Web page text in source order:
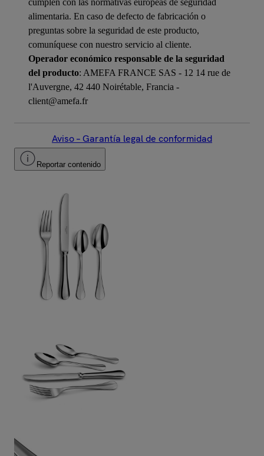
cumplen con las normativas europeas de seguridad
alimentaria. En caso de defecto de fabricación o
preguntas sobre la seguridad de este producto,
comuníquese con nuestro servicio al cliente.
Operador económico responsable de la seguridad
del producto: AMEFA FRANCE SAS - 12 14 rue de
l'Auvergne, 42 440 Noirétable, Francia -
client@amefa.fr
Aviso – Garantía legal de conformidad
Reportar contenido